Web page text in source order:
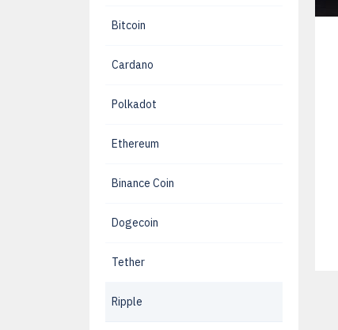
Bitcoin
Cardano
Polkadot
Ethereum
Binance Coin
Dogecoin
Tether
Ripple